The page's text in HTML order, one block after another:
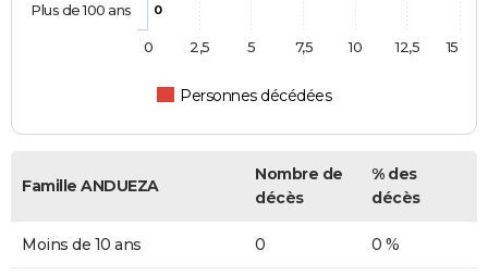
0
Personnes décédées
Plus de 100 ans
0 2,5 5 7,5 10 12,5 15
Famille ANDUEZA
Nombre de
décès
% des
décès
Moins de 10 ans 0 0 %